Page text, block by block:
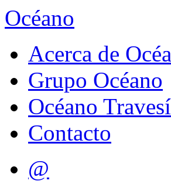
Océano
Acerca de
Grupo Océano
Océano
Contacto
@